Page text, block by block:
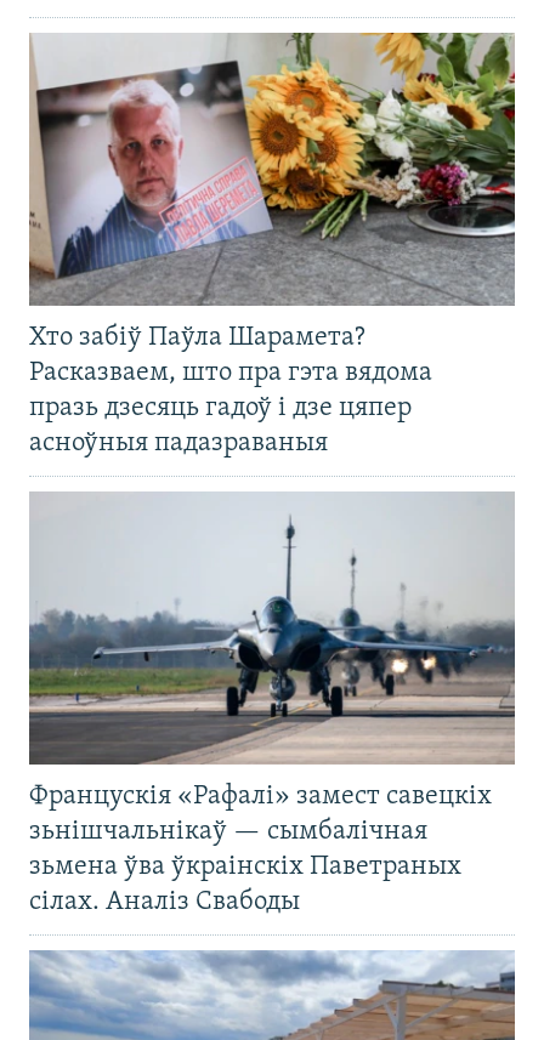
Хто забіў Паўла Шарамета?
Расказваем, што пра гэта вядома
празь дзесяць гадоў і дзе цяпер
асноўныя падазраваныя
Францускія «Рафалі» замест савецкіх
зьнішчальнікаў — сымбалічная
зьмена ўва ўкраінскіх Паветраных
сілах. Аналіз Свабоды